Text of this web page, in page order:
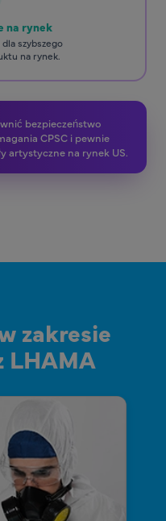
na rynek
szybszego
na rynek.
bezpieczeństwo
CPSC i pewnie
artystyczne na rynek US.
zakresie
LHAMA